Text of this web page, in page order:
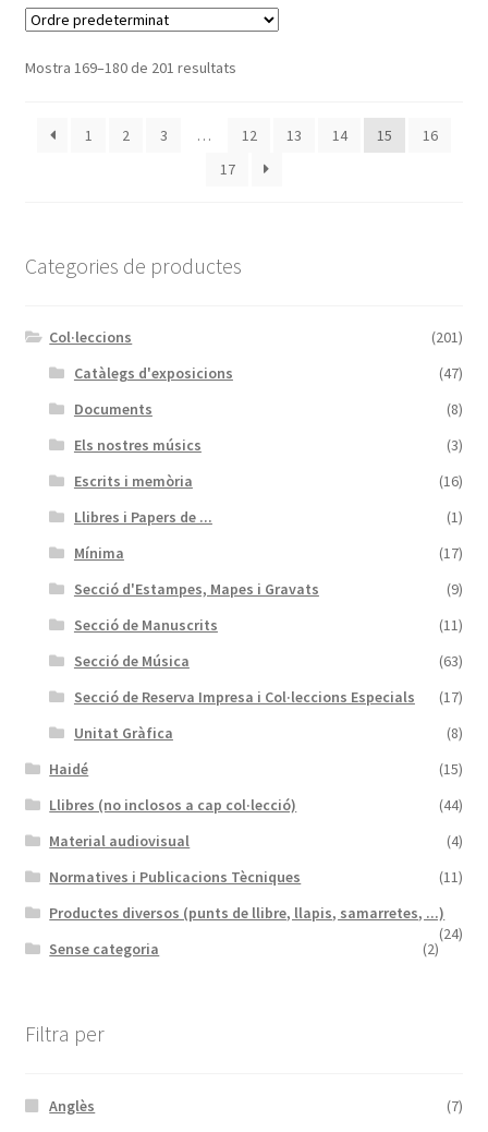
Mostra 169–180 de 201 resultats
1 2 3 … 12 13 14 15
16
17
Categories de productes
Col·leccions
(201)
Catàlegs d'exposicions
(47)
Documents
(8)
Els nostres músics
(3)
Escrits i memòria
(16)
Llibres i Papers de ...
(1)
Mínima
(17)
Secció d'Estampes, Mapes i Gravats
(9)
Secció de Manuscrits
(11)
Secció de Música
(63)
Secció de Reserva Impresa i Col·leccions Especials
(17)
Unitat Gràfica
(8)
Haidé
(15)
Llibres (no inclosos a cap col·lecció)
(44)
Material audiovisual
(4)
Normatives i Publicacions Tècniques
(11)
Productes diversos (punts de llibre, llapis, samarretes, ...)
(24)
Sense categoria (2)
Filtra per
Anglès
(7)